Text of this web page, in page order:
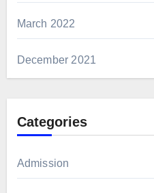
March 2022
December 2021
Categories
Admission